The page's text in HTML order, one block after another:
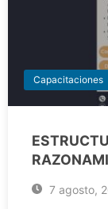
Capacitaciones
7 agosto,